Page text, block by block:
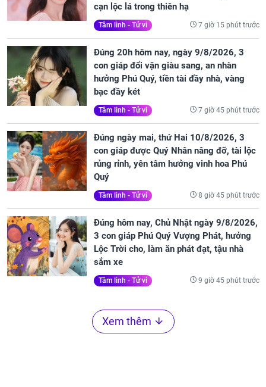
cạn lộc lá trong thiên hạ
Tâm linh - Tử vi 7 giờ 15 phút trước
Đúng 20h hôm nay, ngày 9/8/2026, 3
con giáp đổi vận giàu sang, an nhàn
hưởng Phú Quý, tiền tài đầy nhà, vàng
bạc đầy két
Tâm linh - Tử vi 7 giờ 45 phút trước
Đúng ngày mai, thứ Hai 10/8/2026, 3
con giáp được Quý Nhân nâng đỡ, tài lộc
rủng rỉnh, yên tâm hưởng vinh hoa Phú
Quý
Tâm linh - Tử vi 8 giờ 45 phút trước
Đúng hôm nay, Chủ Nhật ngày 9/8/2026,
3 con giáp Phú Quý Vượng Phát, hưởng
Lộc Trời cho, làm ăn phát đạt, tậu nhà
sắm xe
Tâm linh - Tử vi 9 giờ 45 phút trước
Xem thêm